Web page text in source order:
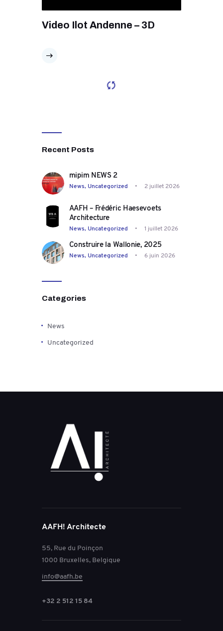
Video Ilot Andenne – 3D
Arch Daily: Revitalization of
the City of Andenne /
Frédéric Haesevoets
https://www.archdaily.com
/281672/revitalization-of-
the-city-of-andenne-
frederic-haesevoets-
architecture